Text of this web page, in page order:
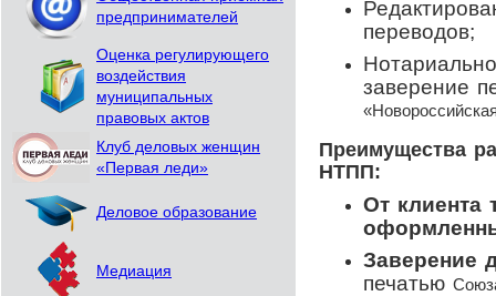
предпринимателей
Оценка регулирующего
воздействия
муниципальных
правовых актов
Клуб деловых женщин
«Первая леди»
Деловое образование
Медиация
переводов;
заверение
Преимущества
НТПП:
От клиента
Заверение
печатью